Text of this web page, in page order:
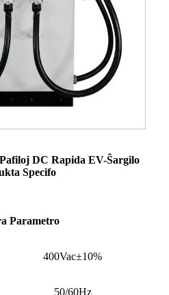
DC Rapida EV-Ŝargilo
Specifo
Parametro
400Vac±10%
50/60Hz